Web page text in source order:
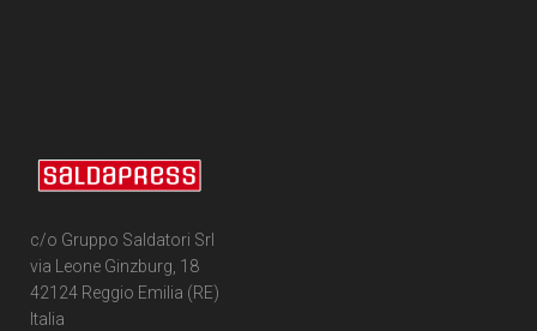
c/o Gruppo Saldatori Srl
via Leone Ginzburg, 18
42124 Reggio Emilia (RE)
Italia